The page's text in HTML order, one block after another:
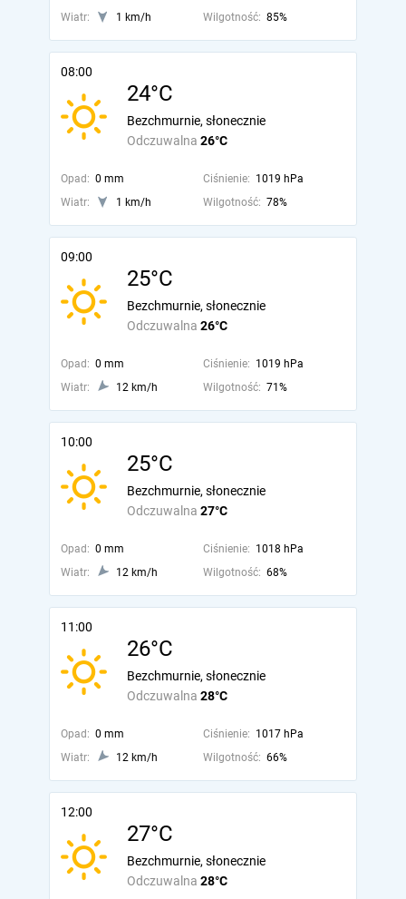
Wiatr: 1 km/h Wilgotność: 85%
08:00
24°C
Odczuwalna 26°C
Bezchmurnie, słonecznie
Opad: 0 mm Ciśnienie: 1019 hPa
Wiatr:
1 km/h Wilgotność: 78%
09:00
25°C
Odczuwalna 26°C
Bezchmurnie, słonecznie
Opad: 0 mm Ciśnienie: 1019 hPa
Wiatr:
12 km/h Wilgotność: 71%
10:00
25°C
Odczuwalna 27°C
Bezchmurnie, słonecznie
Opad: 0 mm Ciśnienie: 1018 hPa
Wiatr:
12 km/h Wilgotność: 68%
11:00
26°C
Odczuwalna 28°C
Bezchmurnie, słonecznie
Opad: 0 mm Ciśnienie: 1017 hPa
Wiatr:
12 km/h Wilgotność: 66%
12:00
27°C
Odczuwalna 28°C
Bezchmurnie, słonecznie